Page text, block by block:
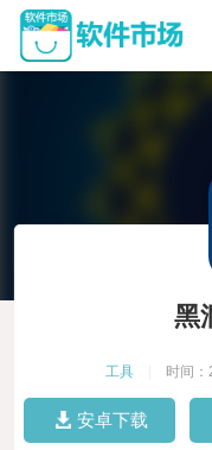
黑
工具 时间
安卓下载